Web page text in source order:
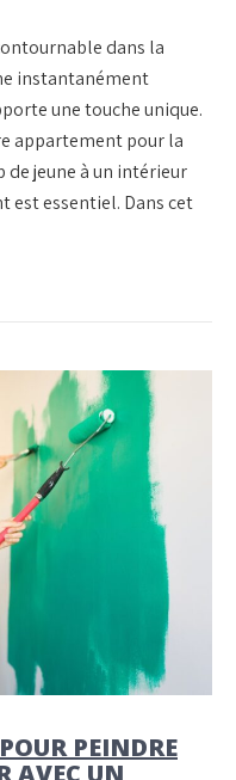
dans la
instantanément
une touche unique.
appartement pour la
de jeune à un intérieur
est essentiel. Dans cet
PEINDRE